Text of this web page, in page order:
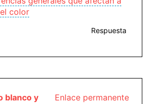
color
Respuesta
Enlace permanente
blanco y